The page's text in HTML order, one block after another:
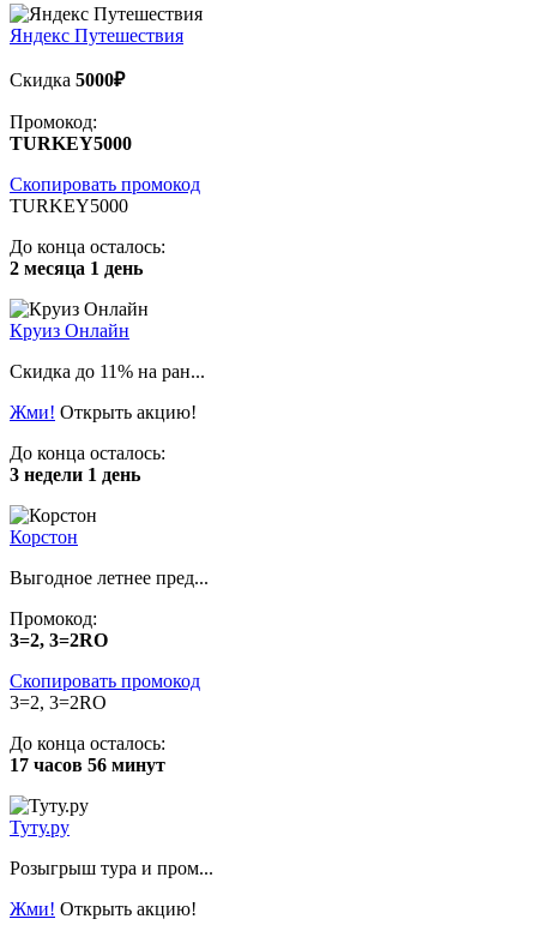
Яндекс Путешествия
Скидка 5000₽
Промокод:
TURKEY5000
Скопировать промокод
TURKEY5000
До конца осталось:
2 месяца 1 день
Круиз Онлайн
Скидка до 11% на ран...
Жми! Открыть акцию!
До конца осталось:
3 недели 1 день
Корстон
Выгодное летнее пред...
Промокод:
3=2, 3=2RO
Скопировать промокод
3=2, 3=2RO
До конца осталось:
17 часов 56 минут
Туту.ру
Розыгрыш тура и пром...
Жми! Открыть акцию!